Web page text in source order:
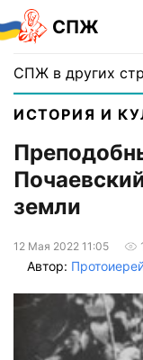
СПЖ
СПЖ в других
ИСТОРИЯ И
земли
12 Мая 2022 11:05
Автор: